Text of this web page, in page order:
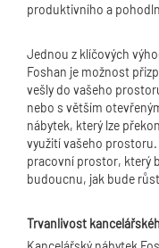
produktivního a
Jednou z klíčových
Foshan je možnost
vešly do vašeho
nebo s větším
nábytek, který lze
využití vašeho
pracovní prostor, který
budoucnu, jak bude
Trvanlivost